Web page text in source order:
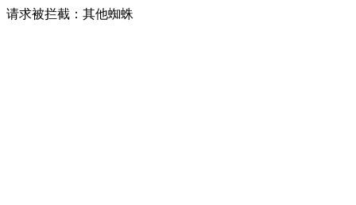
请求被拦截：其他蜘蛛